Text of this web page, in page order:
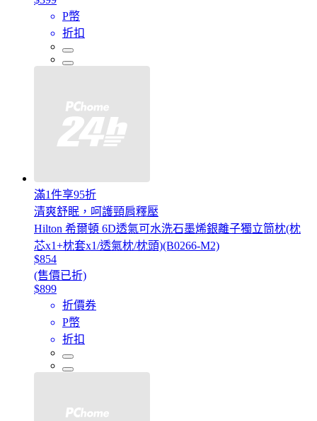
P幣
折扣
滿1件享95折
清爽舒眠，呵護頸肩釋壓
Hilton 希爾頓 6D透氣可水洗石墨烯銀離子獨立筒枕(枕
芯x1+枕套x1/透氣枕/枕頭)(B0266-M2)
$854
(售價已折)
$899
折價券
P幣
折扣